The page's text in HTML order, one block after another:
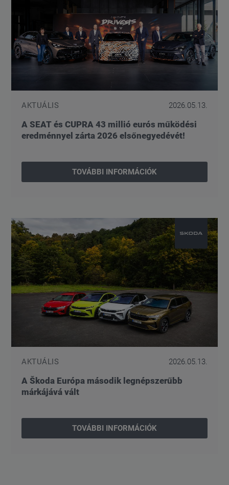
AKTUÁLIS 2026.05.13.
A SEAT és CUPRA 43 millió eurós működési
eredménnyel zárta 2026 elsőnegyedévét!
TOVÁBBI INFORMÁCIÓK
AKTUÁLIS 2026.05.13.
A Škoda Európa második legnépszerűbb
márkájává vált
TOVÁBBI INFORMÁCIÓK